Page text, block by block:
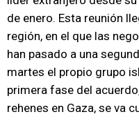
de enero. Esta reunión
región, en el que las
han pasado a una
martes el propio grupo
primera fase del
rehenes en Gaza, se va